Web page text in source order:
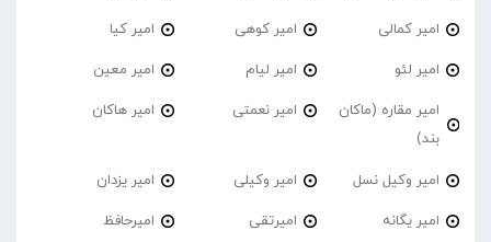
امیر کمالی امیر کوهی امیر کیا
امیر لئو امیر لیام امیر معین
امیر مقاره (ماکان
بند)
امیر نعمتی امیر هاکان
امیر وکیل نسل امیر وکیلی امیر یزدان
امیر یگانه امیرتقی امیرحافظ